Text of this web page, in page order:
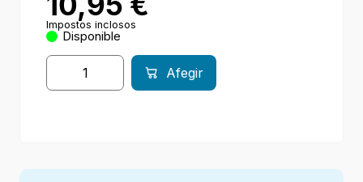
Impostos inclosos
Disponible
Afegir